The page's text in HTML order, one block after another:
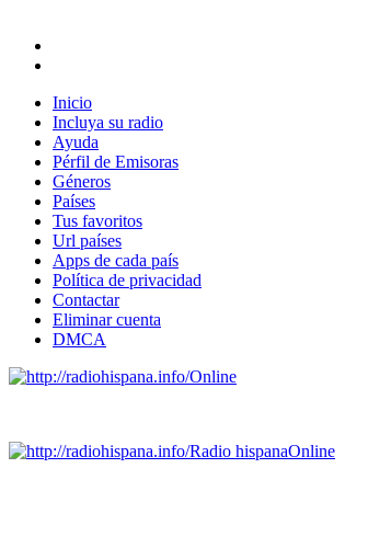
Inicio
Incluya su radio
Ayuda
Pérfil de Emisoras
Géneros
Países
Tus favoritos
Url países
Apps de cada país
Política de privacidad
Contactar
Eliminar cuenta
DMCA
Online
Radio hispanaOnline